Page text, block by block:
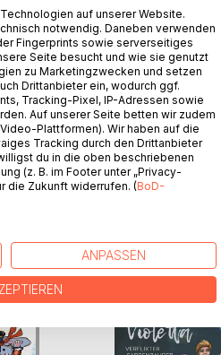
draussen gibt es immer etwas
Monat eine. Und für alle
noch eine Bonusgeschichte.
sich aufgrund ihrer Kürze
BEIBoD
auf unserer Website.
notwendig. Daneben verwenden
Fingerprints sowie serverseitiges
Seite besucht und wie sie genutzt
zu Marketingzwecken und setzen
Drittanbieter ein, wodurch ggf.
Tracking-Pixel, IP-Adressen sowie
Auf unserer Seite betten wir zudem
Plattformen). Wir haben auf die
Tracking durch den Drittanbieter
du in die oben beschriebenen
(z. B. im Footer unter „Privacy-
die Zukunft widerrufen. (BoD-
ANPASSEN